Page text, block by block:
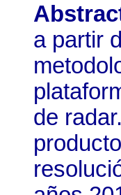
a partir
de